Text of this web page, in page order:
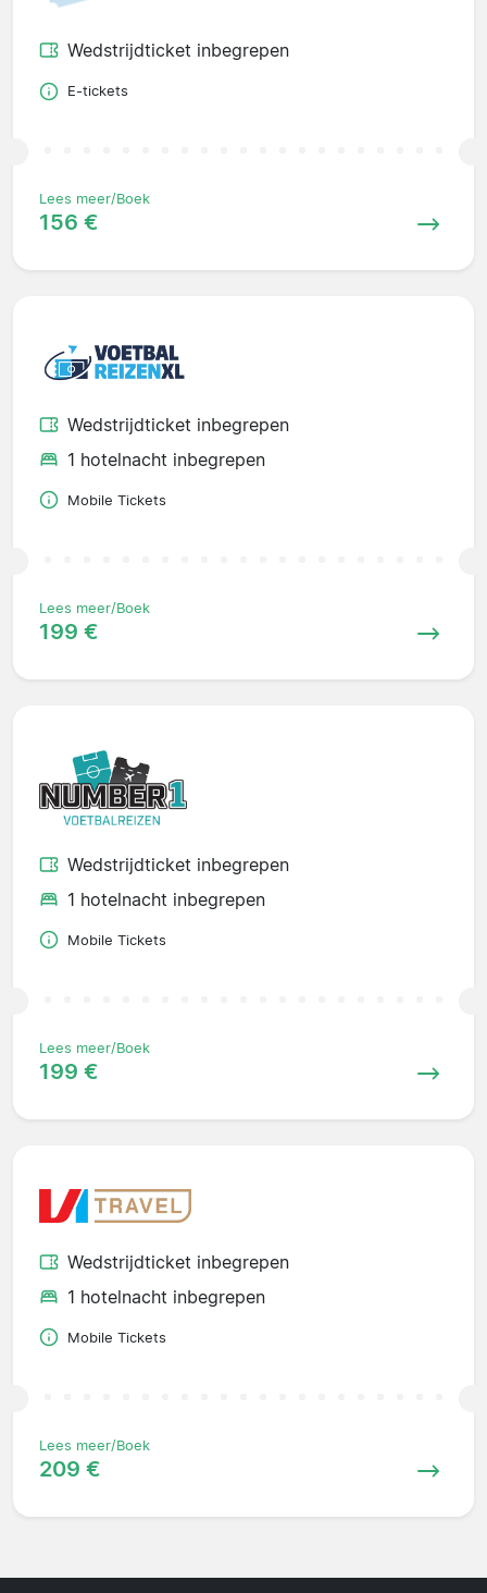
Wedstrijdticket inbegrepen
E-tickets
Lees meer/Boek
156 €
Wedstrijdticket inbegrepen
1 hotelnacht inbegrepen
Mobile Tickets
Lees meer/Boek
199 €
Wedstrijdticket inbegrepen
1 hotelnacht inbegrepen
Mobile Tickets
Lees meer/Boek
199 €
Wedstrijdticket inbegrepen
1 hotelnacht inbegrepen
Mobile Tickets
Lees meer/Boek
209 €